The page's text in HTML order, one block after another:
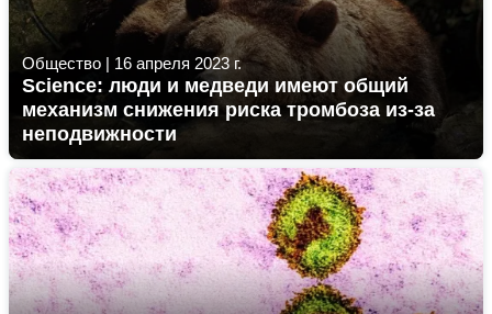
Общество | 16 апреля 2023 г.
Science: люди и медведи имеют общий
механизм снижения риска тромбоза из-за
неподвижности